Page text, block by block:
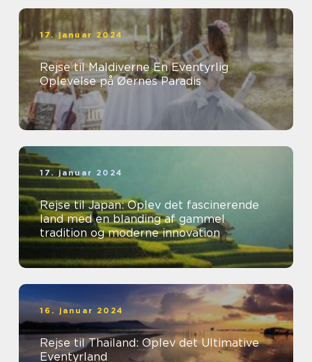
17. januar 2024
Rejse til Maldiverne En Eventyrlig
Oplevelse på Øernes Paradis
17. januar 2024
Rejse til Japan: Oplev det fascinerende
land med en blanding af gammel
tradition og moderne innovation
16. januar 2024
Rejse til Thailand: Oplev det Ultimative
Eventyrland